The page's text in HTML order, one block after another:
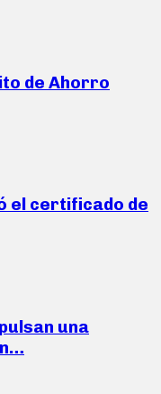
de Ahorro
el certificado de
una